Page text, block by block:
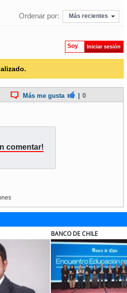
Ordenar por: Más recientes
Soy Iniciar sesión
Más me gusta 0
comentar!